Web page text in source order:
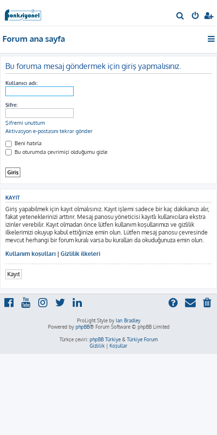
r
Forum ana sayfa
Bu foruma mesaj göndermek için giriş yapmalısınız.
Kullanıcı adı:
Şifre:
Şifremi unuttum
Aktivasyon e-postasını tekrar gönder
Beni hatırla
Bu oturumda çevrimiçi olduğumu gizle
KAYIT
Giriş yapabilmek için kayıt olmalısınız. Kayıt işlemi sadece bir kaç dakikanızı alır,
fakat yeteneklerinizi arttırır. Mesaj panosu yöneticisi kayıtlı kullanıcılara ekstra
izinler verebilir. Kayıt olmadan önce lütfen kullanım koşullarımızı ve gizlilik
ilkelerimizi okuyup kabul ettiğinize emin olun. Lütfen mesaj panosu çevresinde
mevcut herhangi bir forum kuralı varsa bu kuralları da okuduğunuza emin olun.
Kullanım koşulları | Gizlilik ilkeleri
Kayıt
ProLight Style by Ian Bradley
Powered by phpBB® Forum Software © phpBB Limited
Türkçe çeviri: phpBB Türkiye& Türkiye Forum
Gizlilik | Koşullar